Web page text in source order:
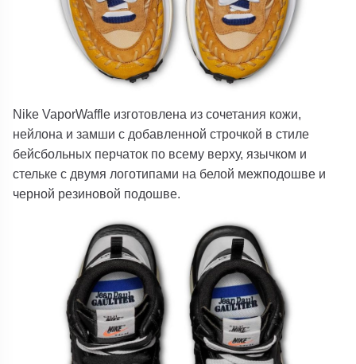
Nike VaporWaffle изготовлена из сочетания кожи,
нейлона и замши с добавленной строчкой в ​​стиле
бейсбольных перчаток по всему верху, язычком и
стельке с двумя логотипами на белой межподошве и
черной резиновой подошве.